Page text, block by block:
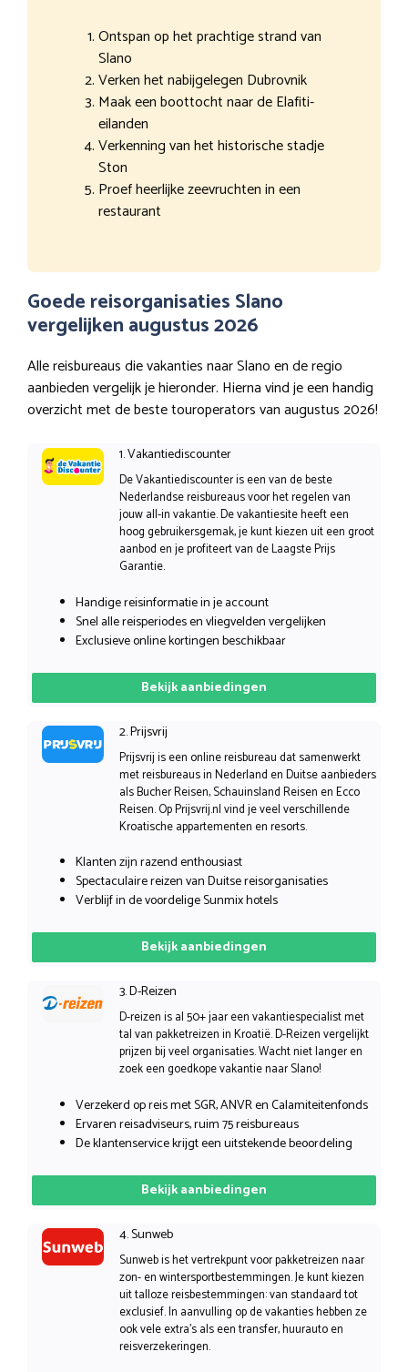
Ontspan op het prachtige strand van
Slano
Verken het nabijgelegen Dubrovnik
Maak een boottocht naar de Elafiti-
eilanden
Verkenning van het historische stadje
Ston
Proef heerlijke zeevruchten in een
restaurant
Goede reisorganisaties Slano
vergelijken augustus 2026
Alle reisbureaus die vakanties naar Slano en de regio
aanbieden vergelijk je hieronder. Hierna vind je een handig
overzicht met de beste touroperators van augustus 2026!
1. Vakantiediscounter
De Vakantiediscounter is een van de beste
Nederlandse reisbureaus voor het regelen van
jouw all-in vakantie. De vakantiesite heeft een
hoog gebruikersgemak, je kunt kiezen uit een groot
aanbod en je profiteert van de Laagste Prijs
Garantie.
Handige reisinformatie in je account
Snel alle reisperiodes en vliegvelden vergelijken
Exclusieve online kortingen beschikbaar
Bekijk aanbiedingen
2. Prijsvrij
Prijsvrij is een online reisbureau dat samenwerkt
met reisbureaus in Nederland en Duitse aanbieders
als Bucher Reisen, Schauinsland Reisen en Ecco
Reisen. Op Prijsvrij.nl vind je veel verschillende
Kroatische appartementen en resorts.
Klanten zijn razend enthousiast
Spectaculaire reizen van Duitse reisorganisaties
Verblijf in de voordelige Sunmix hotels
Bekijk aanbiedingen
3. D-Reizen
D-reizen is al 50+ jaar een vakantiespecialist met
tal van pakketreizen in Kroatië. D-Reizen vergelijkt
prijzen bij veel organisaties. Wacht niet langer en
zoek een goedkope vakantie naar Slano!
Verzekerd op reis met SGR, ANVR en Calamiteitenfonds
Ervaren reisadviseurs, ruim 75 reisbureaus
De klantenservice krijgt een uitstekende beoordeling
Bekijk aanbiedingen
4. Sunweb
Sunweb is het vertrekpunt voor pakketreizen naar
zon- en wintersportbestemmingen. Je kunt kiezen
uit talloze reisbestemmingen: van standaard tot
exclusief. In aanvulling op de vakanties hebben ze
ook vele extra’s als een transfer, huurauto en
reisverzekeringen.